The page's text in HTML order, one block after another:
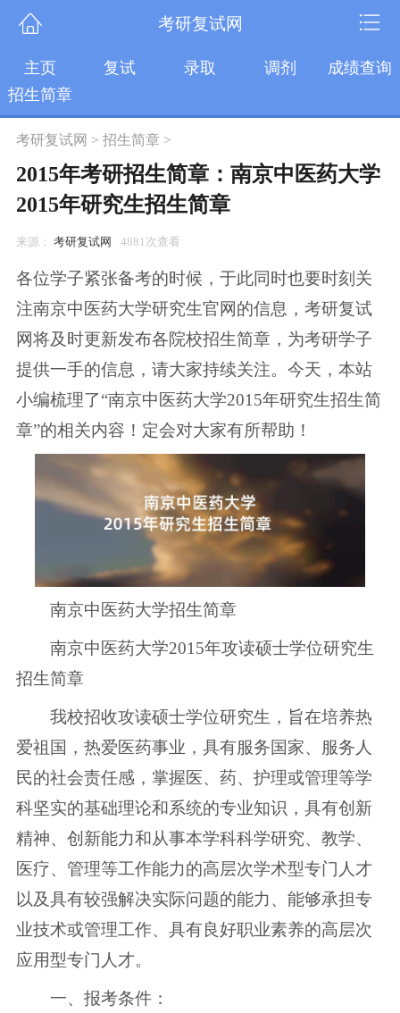
考研复试网
主页 复试 录取 调剂
成绩查询
招生简章
考研复试网 > 招生简章>
2015年考研招生简章：南京中医药大学
2015年研究生招生简章
来源： 考研复试网 4881次查看
各位学子紧张备考的时候，于此同时也要时刻关
注南京中医药大学研究生官网的信息，考研复试
网将及时更新发布各院校招生简章，为考研学子
提供一手的信息，请大家持续关注。今天，本站
小编梳理了“南京中医药大学2015年研究生招生简
章”的相关内容！定会对大家有所帮助！
南京中医药大学招生简章
南京中医药大学2015年攻读硕士学位研究生
招生简章
我校招收攻读硕士学位研究生，旨在培养热
爱祖国，热爱医药事业，具有服务国家、服务人
民的社会责任感，掌握医、药、护理或管理等学
科坚实的基础理论和系统的专业知识，具有创新
精神、创新能力和从事本学科科学研究、教学、
医疗、管理等工作能力的高层次学术型专门人才
以及具有较强解决实际问题的能力、能够承担专
业技术或管理工作、具有良好职业素养的高层次
应用型专门人才。
一、报考条件：